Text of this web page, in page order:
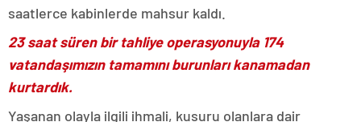
saatlerce kabinlerde mahsur kaldı.
23 saat süren bir tahliye operasyonuyla 174
vatandaşımızın tamamını burunları kanamadan
kurtardık.
Yaşanan olayla ilgili ihmali, kusuru olanlara dair